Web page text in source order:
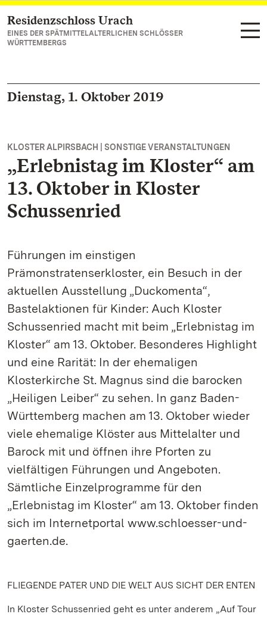
Zum Hauptinhalt springen
Residenzschloss Urach
EINES DER SPÄTMITTELALTERLICHEN SCHLÖSSER
WÜRTTEMBERGS
Dienstag, 1. Oktober 2019
KLOSTER ALPIRSBACH | SONSTIGE VERANSTALTUNGEN
„Erlebnistag im Kloster“ am
13. Oktober in Kloster
Schussenried
Führungen im einstigen
Prämonstratenserkloster, ein Besuch in der
aktuellen Ausstellung „Duckomenta“,
Bastelaktionen für Kinder: Auch Kloster
Schussenried macht mit beim „Erlebnistag im
Kloster“ am 13. Oktober. Besonderes Highlight
und eine Rarität: In der ehemaligen
Klosterkirche St. Magnus sind die barocken
„Heiligen Leiber“ zu sehen. In ganz Baden-
Württemberg machen am 13. Oktober wieder
viele ehemalige Klöster aus Mittelalter und
Barock mit und öffnen ihre Pforten zu
vielfältigen Führungen und Angeboten.
Sämtliche Einzelprogramme für den
„Erlebnistag im Kloster“ am 13. Oktober finden
sich im Internetportal www.schloesser-und-
gaerten.de.
FLIEGENDE PATER UND DIE WELT AUS SICHT DER ENTEN
In Kloster Schussenried geht es unter anderem „Auf Tour